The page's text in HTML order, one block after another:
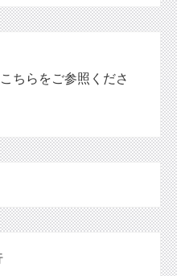
ちらをご参照くださ